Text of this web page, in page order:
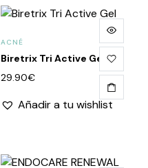
ACNÉ
Biretrix Tri Active Gel
29.90€
Añadir a tu wishlist